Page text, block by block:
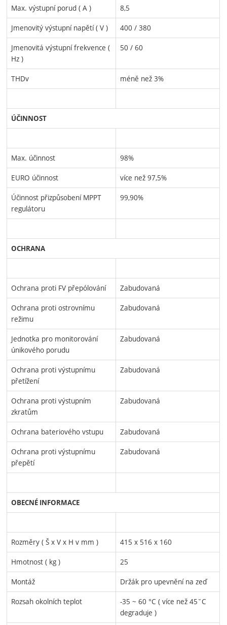
Max. výstupní porud ( A ) 8,5
Jmenovitý výstupní napětí ( V ) 400 / 380
Jmenovitá výstupní frekvence (
Hz )
50 / 60
THDv méně než 3%
ÚČINNOST
Max. účinnost 98%
EURO účinnost více než 97,5%
Účinnost přizpůsobení MPPT
regulátoru
99,90%
OCHRANA
Ochrana proti FV přepólování Zabudovaná
Ochrana proti ostrovnímu
režimu
Zabudovaná
Jednotka pro monitorování
únikového porudu
Zabudovaná
Ochrana proti výstupnímu
přetížení
Zabudovaná
Ochrana proti výstupním
zkratům
Zabudovaná
Ochrana bateriového vstupu Zabudovaná
Ochrana proti výstupnímu
přepětí
Zabudovaná
OBECNÉ INFORMACE
Rozměry ( Š x V x H v mm ) 415 x 516 x 160
Hmotnost ( kg ) 25
Montáž Držák pro upevnění na zeď
Rozsah okolních teplot
-35 ~ 60 °C ( více než 45˘C
degraduje )